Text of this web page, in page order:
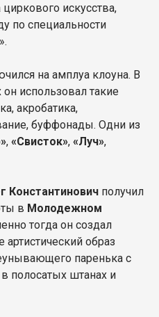
искусства,
по специальности
на амплуа клоуна. В
использовал такие
акробатика,
буффонады. Одни из
, «Свисток», «Луч»,
Константинович получил
в Молодежном
тогда он создал
образ
паренька с
полосатых штанах и